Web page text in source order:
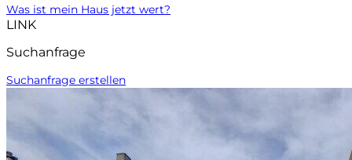
Was ist mein Haus jetzt wert?
LINK
Suchanfrage
Suchanfrage erstellen